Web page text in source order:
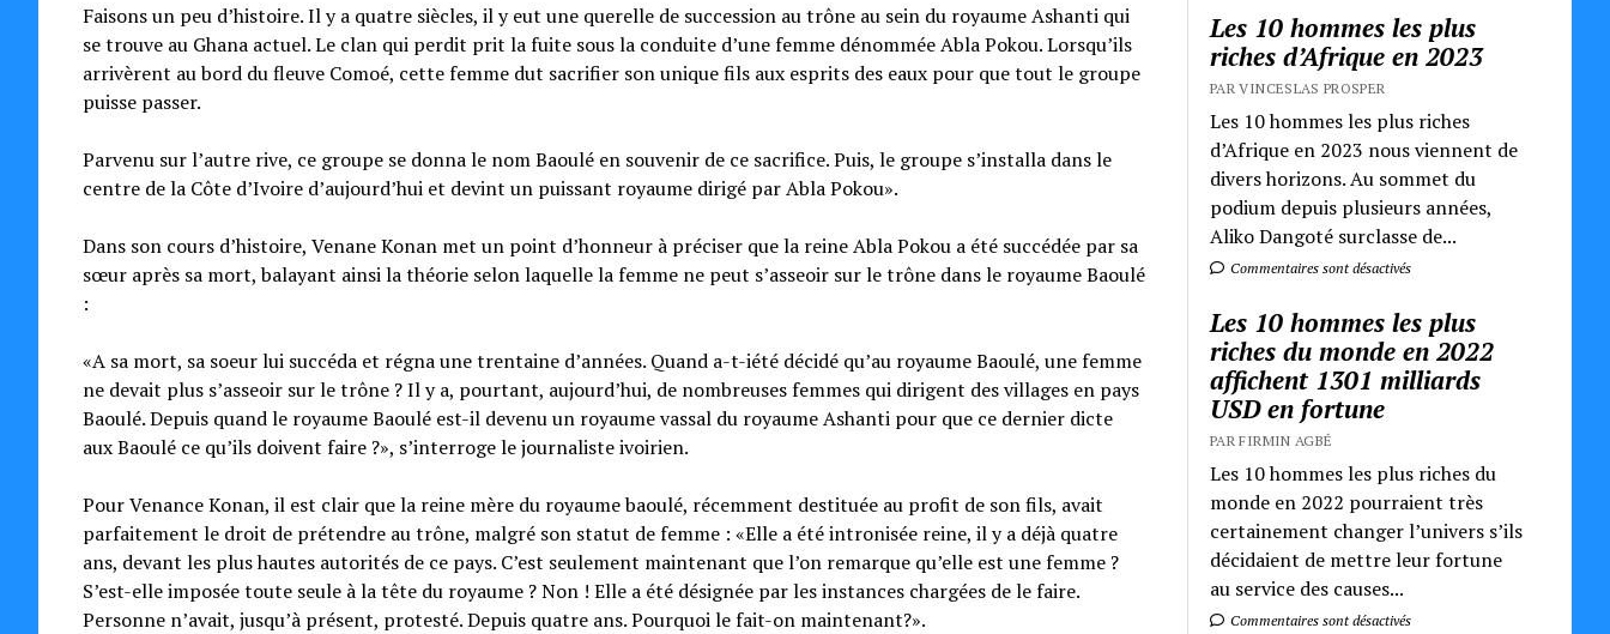
Faisons un peu d’histoire. Il y a quatre siècles, il y eut une querelle de succession au trône au sein du royaume Ashanti qui
se trouve au Ghana actuel. Le clan qui perdit prit la fuite sous la conduite d’une femme dénommée Abla Pokou. Lorsqu’ils
arrivèrent au bord du fleuve Comoé, cette femme dut sacrifier son unique fils aux esprits des eaux pour que tout le groupe
puisse passer.
Parvenu sur l’autre rive, ce groupe se donna le nom Baoulé en souvenir de ce sacrifice. Puis, le groupe s’installa dans le
centre de la Côte d’Ivoire d’aujourd’hui et devint un puissant royaume dirigé par Abla Pokou».
Dans son cours d’histoire, Venane Konan met un point d’honneur à préciser que la reine Abla Pokou a été succédée par sa
sœur après sa mort, balayant ainsi la théorie selon laquelle la femme ne peut s’asseoir sur le trône dans le royaume Baoulé
:
«A sa mort, sa soeur lui succéda et régna une trentaine d’années. Quand a-t-iété décidé qu’au royaume Baoulé, une femme
ne devait plus s’asseoir sur le trône ? Il y a, pourtant, aujourd’hui, de nombreuses femmes qui dirigent des villages en pays
Baoulé. Depuis quand le royaume Baoulé est-il devenu un royaume vassal du royaume Ashanti pour que ce dernier dicte
aux Baoulé ce qu’ils doivent faire ?», s’interroge le journaliste ivoirien.
Pour Venance Konan, il est clair que la reine mère du royaume baoulé, récemment destituée au profit de son fils, avait
parfaitement le droit de prétendre au trône, malgré son statut de femme : «Elle a été intronisée reine, il y a déjà quatre
ans, devant les plus hautes autorités de ce pays. C’est seulement maintenant que l’on remarque qu’elle est une femme ?
S’est-elle imposée toute seule à la tête du royaume ? Non ! Elle a été désignée par les instances chargées de le faire.
Personne n’avait, jusqu’à présent, protesté. Depuis quatre ans. Pourquoi le fait-on maintenant?».
Les 10 hommes les plus
riches d’Afrique en 2023
PAR VINCESLAS PROSPER
Les 10 hommes les plus riches
d’Afrique en 2023 nous viennent de
divers horizons. Au sommet du
podium depuis plusieurs années,
Aliko Dangoté surclasse de...
Commentaires sont désactivés
Les 10 hommes les plus
riches du monde en 2022
affichent 1301 milliards
USD en fortune
PAR FIRMIN AGBÉ
Les 10 hommes les plus riches du
monde en 2022 pourraient très
certainement changer l’univers s’ils
décidaient de mettre leur fortune
au service des causes...
Commentaires sont désactivés